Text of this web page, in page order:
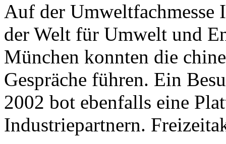
Auf der Umweltfachmesse
der Welt für Umwelt und
München konnten die
Gespräche führen. Ein
2002 bot ebenfalls eine
Industriepartnern.